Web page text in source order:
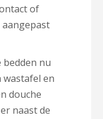
of
bedden nu
wastafel en
douche
naast de